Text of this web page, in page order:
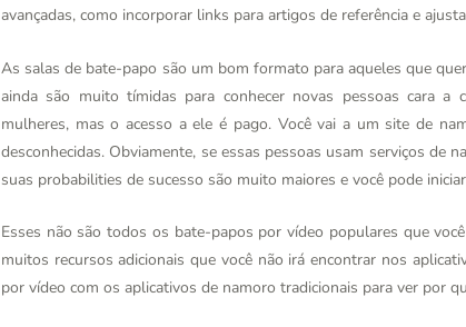
avançadas, como incorporar links para artigos de referência e
As salas de bate-papo são um bom formato para aqueles que
ainda são muito tímidas para conhecer novas pessoas cara
mulheres, mas o acesso a ele é pago. Você vai a um site de
desconhecidas. Obviamente, se essas pessoas usam serviços de
suas probabilities de sucesso são muito maiores e você pode
Esses não são todos os bate-papos por vídeo populares que
muitos recursos adicionais que você não irá encontrar nos
por vídeo com os aplicativos de namoro tradicionais para ver por